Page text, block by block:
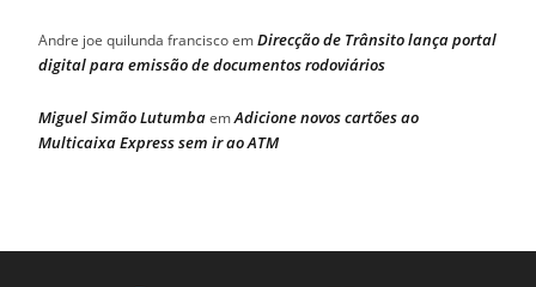
Andre joe quilunda franciscoemDirecção de Trânsito lança portal
digital para emissão de documentos rodoviários
Miguel Simão LutumbaemAdicione novos cartões ao
Multicaixa Express sem ir ao ATM